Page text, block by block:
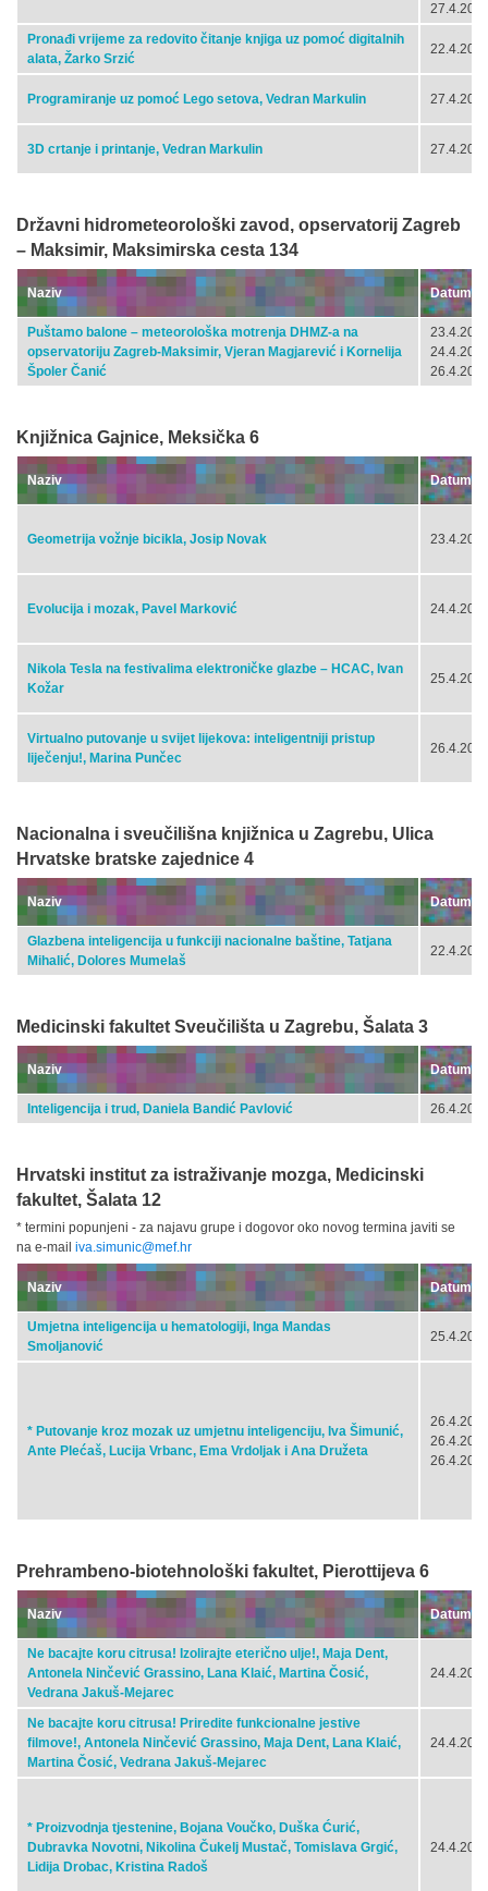
Pronađi vrijeme za redovito čitanje knjiga uz pomoć digitalnih
alata, Žarko Srzić
Programiranje uz pomoć Lego setova, Vedran Markulin
3D crtanje i printanje, Vedran Markulin
Državni hidrometeorološki zavod, opservatorij Zagreb
– Maksimir, Maksimirska cesta 134
Naziv Datum
Puštamo balone – meteorološka motrenja DHMZ-a na
opservatoriju Zagreb-Maksimir, Vjeran Magjarević i Kornelija
Špoler Čanić
Knjižnica Gajnice, Meksička 6
Naziv Datum
Geometrija vožnje bicikla, Josip Novak
Evolucija i mozak, Pavel Marković
Nikola Tesla na festivalima elektroničke glazbe – HCAC, Ivan
Kožar
Virtualno putovanje u svijet lijekova: inteligentniji pristup
liječenju!, Marina Punčec
Nacionalna i sveučilišna knjižnica u Zagrebu, Ulica
Hrvatske bratske zajednice 4
Naziv Datum
Glazbena inteligencija u funkciji nacionalne baštine, Tatjana
Mihalić, Dolores Mumelaš
Medicinski fakultet Sveučilišta u Zagrebu, Šalata 3
Naziv Datum
Inteligencija i trud, Daniela Bandić Pavlović
Hrvatski institut za istraživanje mozga, Medicinski
fakultet, Šalata 12
* termini popunjeni - za najavu grupe i dogovor oko novog termina javiti se
na e-mail iva.simunic@mef.hr
Naziv Datum
Umjetna inteligencija u hematologiji, Inga Mandas
Smoljanović
* Putovanje kroz mozak uz umjetnu inteligenciju, Iva Šimunić,
Ante Plećaš, Lucija Vrbanc, Ema Vrdoljak i Ana Družeta
Prehrambeno-biotehnološki fakultet, Pierottijeva 6
Naziv Datum
Ne bacajte koru citrusa! Izolirajte eterično ulje!, Maja Dent,
Antonela Ninčević Grassino, Lana Klaić, Martina Čosić,
Vedrana Jakuš-Mejarec
Ne bacajte koru citrusa! Priredite funkcionalne jestive
filmove!, Antonela Ninčević Grassino, Maja Dent, Lana Klaić,
Martina Čosić, Vedrana Jakuš-Mejarec
* Proizvodnja tjestenine, Bojana Voučko, Duška Ćurić,
Dubravka Novotni, Nikolina Čukelj Mustač, Tomislava Grgić,
Lidija Drobac, Kristina Radoš